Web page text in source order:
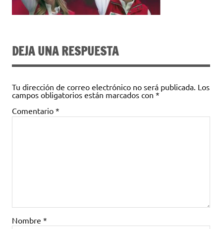
DEJA UNA RESPUESTA
Tu dirección de correo electrónico no será publicada. Los
campos obligatorios están marcados con *
Comentario *
Nombre *